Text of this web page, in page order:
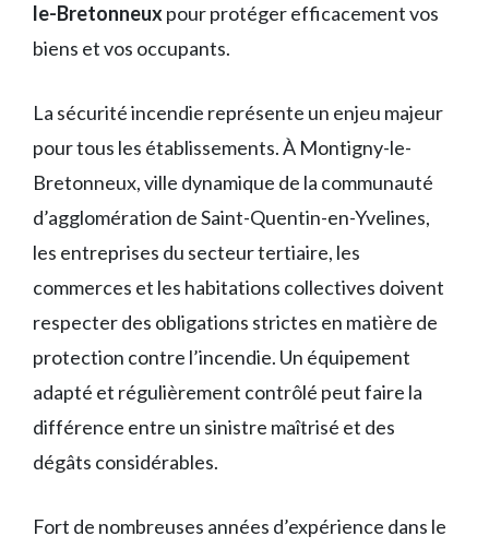
le-Bretonneuxpour protéger efficacement vos
biens et vos occupants.
La sécurité incendie représente un enjeu majeur
pour tous les établissements. À Montigny-le-
Bretonneux, ville dynamique de la communauté
d’agglomération de Saint-Quentin-en-Yvelines,
les entreprises du secteur tertiaire, les
commerces et les habitations collectives doivent
respecter des obligations strictes en matière de
protection contre l’incendie. Un équipement
adapté et régulièrement contrôlé peut faire la
différence entre un sinistre maîtrisé et des
dégâts considérables.
Fort de nombreuses années d’expérience dans le